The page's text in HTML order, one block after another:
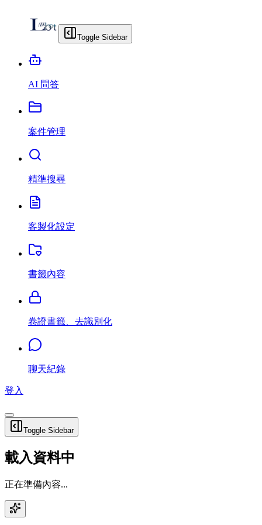
Toggle Sidebar
AI 問答
案件管理
精準搜尋
客製化設定
書籤內容
卷證書籤、去識別化
聊天紀錄
登入
Toggle Sidebar
載入資料中
正在準備內容...